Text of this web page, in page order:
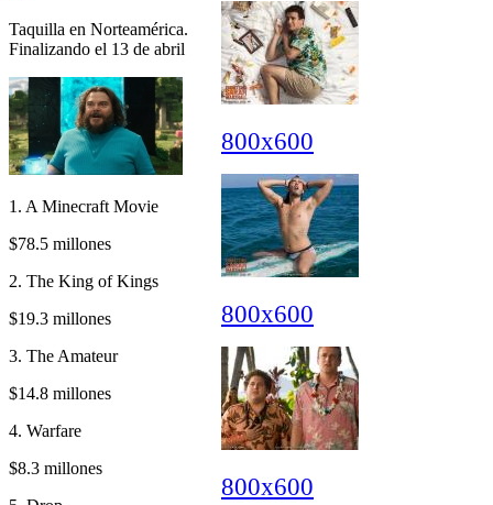
Taquilla en Norteamérica.
Finalizando el 13 de abril
1. A Minecraft Movie
$78.5 millones
2. The King of Kings
$19.3 millones
3. The Amateur
$14.8 millones
4. Warfare
$8.3 millones
800x600
800x600
800x600